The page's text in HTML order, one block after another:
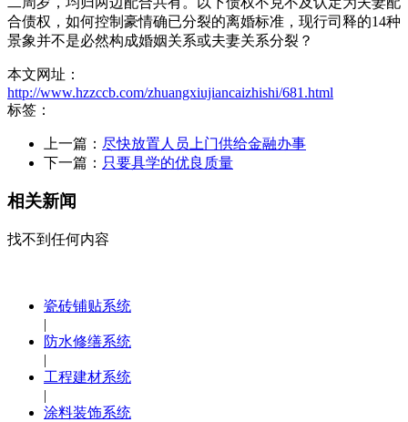
本文网址：
http://www.hzzccb.com/zhuangxiujiancaizhishi/681.html
标签：
上一篇： 尽快放置人员上门供给金融办事
下一篇： 只要具学的优良质量
相关新闻
找不到任何内容
瓷砖铺贴系统
|
防水修缮系统
|
工程建材系统
|
涂料装饰系统